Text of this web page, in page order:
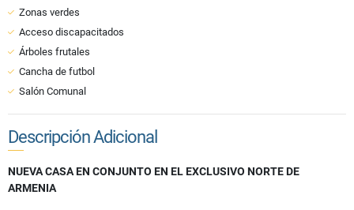
Zonas verdes
Acceso discapacitados
Árboles frutales
Cancha de futbol
Salón Comunal
Descripción Adicional
NUEVA CASA EN CONJUNTO EN EL EXCLUSIVO NORTE DE
ARMENIA